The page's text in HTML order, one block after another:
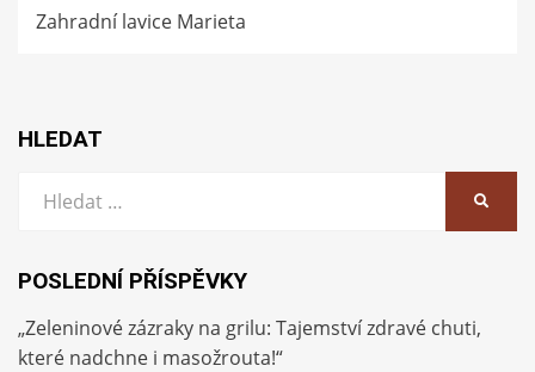
Zahradní lavice Marieta
HLEDAT
POSLEDNÍ PŘÍSPĚVKY
„Zeleninové zázraky na grilu: Tajemství zdravé chuti,
které nadchne i masožrouta!“